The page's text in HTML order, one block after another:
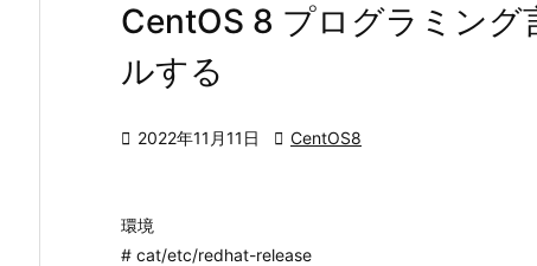
CentOS 8 プログラミン
ルする
 2022年11月11日  CentOS8
環境
# cat/etc/redhat-release